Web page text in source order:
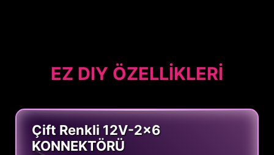
EZ DIY ÖZELLİKLERİ
Çift Renkli 12V-2x6
KONNEKTÖRÜ